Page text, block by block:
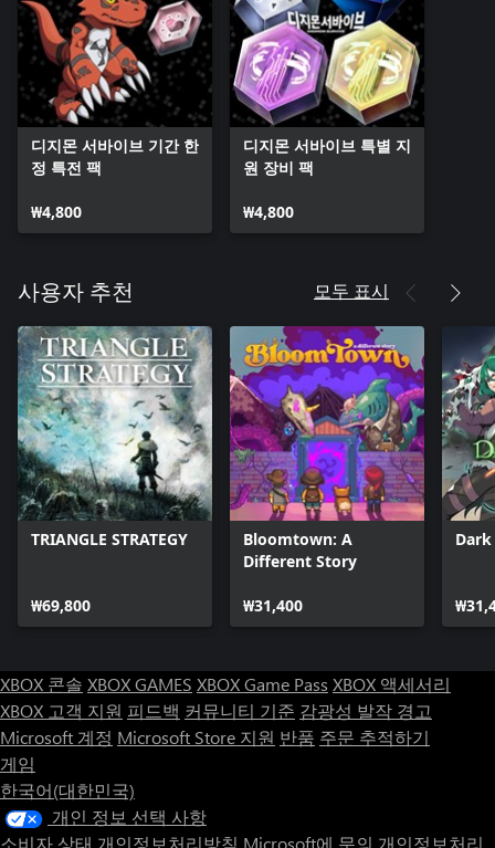
디지몬 서바이브 기간 한
정 특전 팩
₩4,800
디지몬 서바이브 특별 지
원 장비 팩
₩4,800
사용자 추천 모두 표시
TRIANGLE STRATEGY
₩69,800
Bloomtown: A
Different Story
₩31,400
XBOX 콘솔 XBOX GAMES XBOX Game Pass XBOX 액세서리
XBOX 고객 지원 피드백 커뮤니티 기준 감광성 발작 경고
Microsoft 계정 Microsoft Store 지원 반품 주문 추적하기
게임
한국어(대한민국)
개인 정보 선택 사항
소비자 상태 개인정보처리방침 Microsoft에 문의 개인정보처리